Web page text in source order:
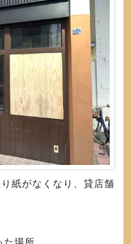
紙がなくなり、貸店舗